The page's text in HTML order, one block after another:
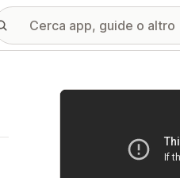
Galleria immagini in